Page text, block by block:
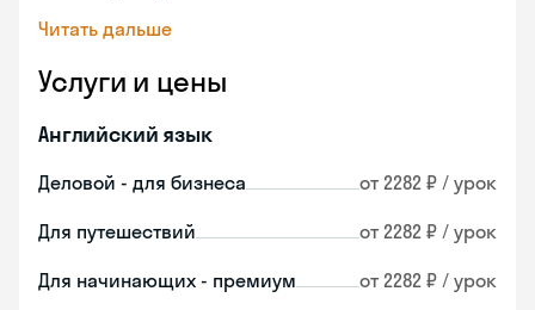
Читать дальше
Услуги и цены
Английский язык
Деловой - для бизнеса от 2282 ₽ / урок
Для путешествий от 2282 ₽ / урок
Для начинающих - премиум от 2282 ₽ / урок